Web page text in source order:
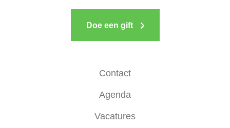
Doe een gift
Contact
Agenda
Vacatures